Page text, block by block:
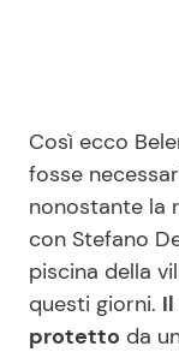
Così ecco
fosse
nonostante la
con Stefano
piscina della
questi giorni.
protetto da